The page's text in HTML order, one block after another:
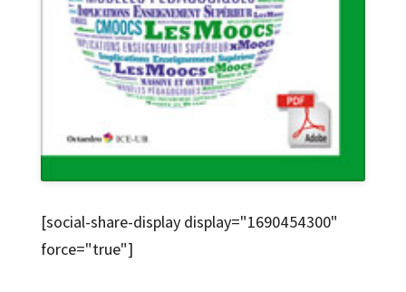
[social-share-display display="1690454300"
force="true"]